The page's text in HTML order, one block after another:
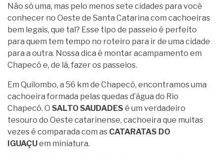
Não só uma, mas pelo menos sete cidades para você
conhecer no Oeste de Santa Catarina com cachoeiras
bem legais, que tal? Esse tipo de passeio é perfeito
para quem tem tempo no roteiro para ir de uma cidade
para a outra. Nossa dica é montar acampamento em
Chapecó e, de lá, fazer os passeios.
Em Quilombo, a 56 km de Chapecó, encontramos uma
cachoeira formada pelas quedas d’água do Rio
Chapecó. O SALTO SAUDADES é um verdadeiro
tesouro do Oeste catarinense, cachoeira que muitas
vezes é comparada com as CATARATAS DO
IGUAÇUem miniatura.